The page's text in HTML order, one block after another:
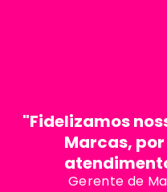
"Fidelizamos
Marcas,
Gerente de